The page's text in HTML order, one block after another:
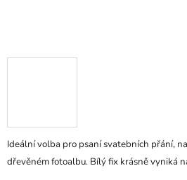
Ideální volba pro psaní svatebních přání,
dřevěném fotoalbu. Bílý fix krásně vyniká